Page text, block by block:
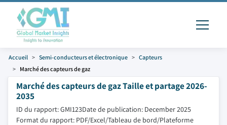
Accueil Semi-conducteurs et électronique
Capteurs
Marché des capteurs de gaz
Marché des capteurs de gaz Taille et partage 2026-
2035
ID du rapport: GMI123Date de publication: December 2025
Format du rapport: PDF/Excel/Tableau de bord/Plateforme